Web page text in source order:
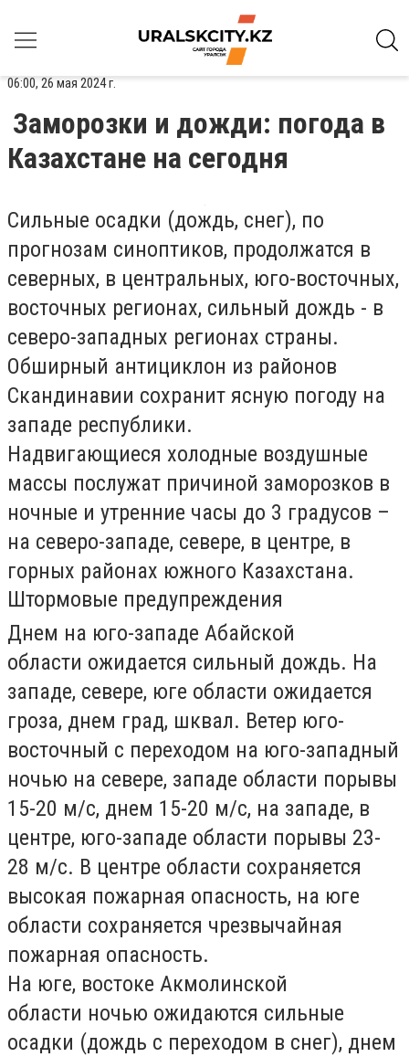
06:00, 26 мая 2024 г.
Заморозки и дожди: погода в
Казахстане на сегодня
Сильные осадки (дождь, снег), по
прогнозам синоптиков, продолжатся в
северных, в центральных, юго-восточных,
восточных регионах, сильный дождь - в
северо-западных регионах страны.
Обширный антициклон из районов
Скандинавии сохранит ясную погоду на
западе республики.
Надвигающиеся холодные воздушные
массы послужат причиной заморозков в
ночные и утренние часы до 3 градусов –
на северо-западе, севере, в центре, в
горных районах южного Казахстана.
Штормовые предупреждения
Днем на юго-западе Абайской
области ожидается сильный дождь. На
западе, севере, юге области ожидается
гроза, днем град, шквал. Ветер юго-
восточный с переходом на юго-западный
ночью на севере, западе области порывы
15-20 м/с, днем 15-20 м/с, на западе, в
центре, юго-западе области порывы 23-
28 м/с. В центре области сохраняется
высокая пожарная опасность, на юге
области сохраняется чрезвычайная
пожарная опасность.
На юге, востоке Акмолинской
области ночью ожидаются сильные
осадки (дождь с переходом в снег), днем